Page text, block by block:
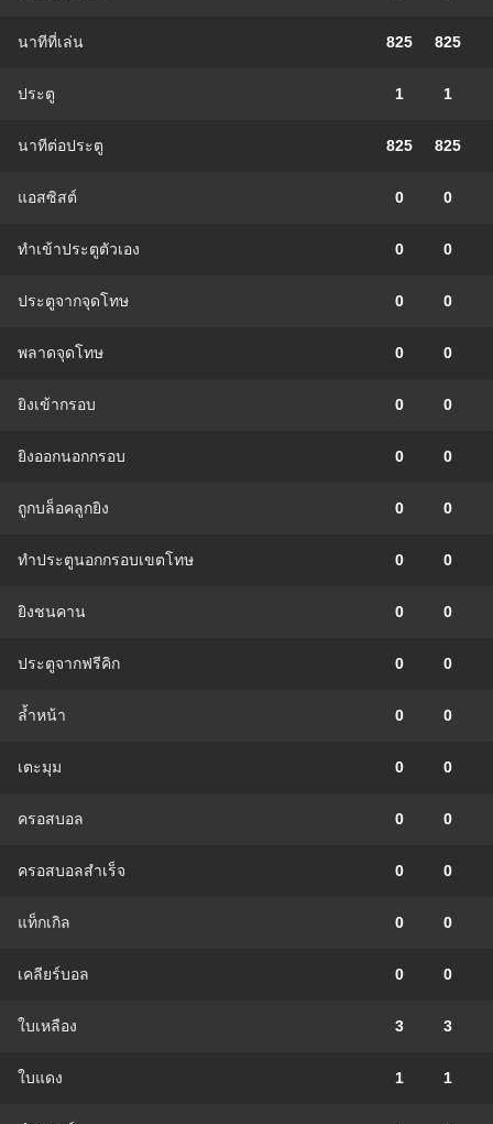
นาทีที่เล่น 825 825
ประตู 1 1
นาทีต่อประตู 825 825
แอสซิสต์ 0 0
ทําเข้าประตูตัวเอง 0 0
ประตูจากจุดโทษ 0 0
พลาดจุดโทษ 0 0
ยิงเข้ากรอบ 0 0
ยิงออกนอกกรอบ 0 0
ถูกบล็อคลูกยิง 0 0
ทำประตูนอกกรอบเขตโทษ 0 0
ยิงชนคาน 0 0
ประตูจากฟรีคิก 0 0
ล้ำหน้า 0 0
เตะมุม 0 0
ครอสบอล 0 0
ครอสบอลสำเร็จ 0 0
แท็กเกิล 0 0
เคลียร์บอล 0 0
ใบเหลือง 3 3
ใบแดง 1 1